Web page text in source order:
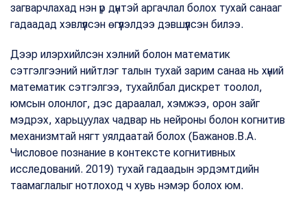
загварчлахад нэн үр дүнтэй аргачлал болох тухай санааг
гадаадад хэвлүүлсэн өгүүлэлдээ дэвшүүлсэн билээ.
Дээр илэрхийлсэн хэлний болон математик
сэтгэлгээний нийтлэг талын тухай зарим санаа нь хүний
математик сэтгэлгээ, тухайлбал дискрет тоолол,
юмсын олонлог, дэс дараалал, хэмжээ, орон зайг
мэдрэх, харьцуулах чадвар нь нейроны болон когнитив
механизмтай нягт уялдаатай болох (Бажанов.В.А.
Числовое познание в контексте когнитивных
исследований. 2019) тухай гадаадын эрдэмтдийн
таамаглалыг нотлоход ч хувь нэмэр болох юм.